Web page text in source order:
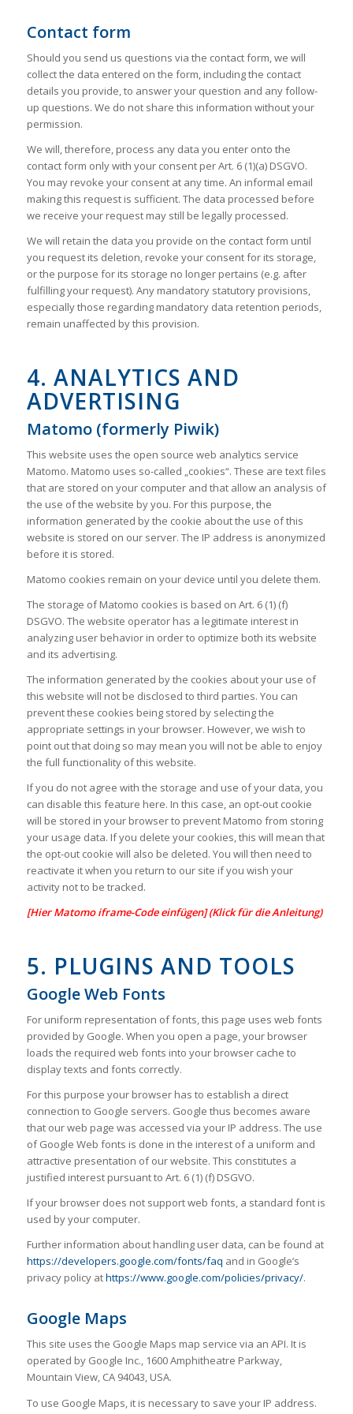
Contact form
Should you send us questions via the contact form, we will
collect the data entered on the form, including the contact
details you provide, to answer your question and any follow-
up questions. We do not share this information without your
permission.
We will, therefore, process any data you enter onto the
contact form only with your consent per Art. 6 (1)(a) DSGVO.
You may revoke your consent at any time. An informal email
making this request is sufficient. The data processed before
we receive your request may still be legally processed.
We will retain the data you provide on the contact form until
you request its deletion, revoke your consent for its storage,
or the purpose for its storage no longer pertains (e.g. after
fulfilling your request). Any mandatory statutory provisions,
especially those regarding mandatory data retention periods,
remain unaffected by this provision.
4. ANALYTICS AND
ADVERTISING
Matomo (formerly Piwik)
This website uses the open source web analytics service
Matomo. Matomo uses so-called „cookies“. These are text files
that are stored on your computer and that allow an analysis of
the use of the website by you. For this purpose, the
information generated by the cookie about the use of this
website is stored on our server. The IP address is anonymized
before it is stored.
Matomo cookies remain on your device until you delete them.
The storage of Matomo cookies is based on Art. 6 (1) (f)
DSGVO. The website operator has a legitimate interest in
analyzing user behavior in order to optimize both its website
and its advertising.
The information generated by the cookies about your use of
this website will not be disclosed to third parties. You can
prevent these cookies being stored by selecting the
appropriate settings in your browser. However, we wish to
point out that doing so may mean you will not be able to enjoy
the full functionality of this website.
If you do not agree with the storage and use of your data, you
can disable this feature here. In this case, an opt-out cookie
will be stored in your browser to prevent Matomo from storing
your usage data. If you delete your cookies, this will mean that
the opt-out cookie will also be deleted. You will then need to
reactivate it when you return to our site if you wish your
activity not to be tracked.
[Hier Matomo iframe-Code einfügen] (Klick für die Anleitung)
5. PLUGINS AND TOOLS
Google Web Fonts
For uniform representation of fonts, this page uses web fonts
provided by Google. When you open a page, your browser
loads the required web fonts into your browser cache to
display texts and fonts correctly.
For this purpose your browser has to establish a direct
connection to Google servers. Google thus becomes aware
that our web page was accessed via your IP address. The use
of Google Web fonts is done in the interest of a uniform and
attractive presentation of our website. This constitutes a
justified interest pursuant to Art. 6 (1) (f) DSGVO.
If your browser does not support web fonts, a standard font is
used by your computer.
Further information about handling user data, can be found at
https://developers.google.com/fonts/faq and in Google’s
privacy policy athttps://www.google.com/policies/privacy/.
Google Maps
This site uses the Google Maps map service via an API. It is
operated by Google Inc., 1600 Amphitheatre Parkway,
Mountain View, CA 94043, USA.
To use Google Maps, it is necessary to save your IP address.